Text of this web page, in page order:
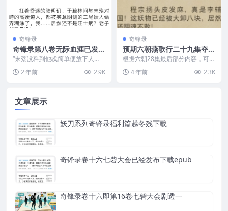
奇锋录
奇锋录第八卷无际血涯已发
出，敬请下载txt
“末殇没料到他忒简单便放下人
才的狠厉不过是虚张声势...
2 年前 2.9K
奇锋录
预期六朝燕歌行二十九集夺舍
后李辅国大概率变七级
根据六朝28集最后部分内容，可预
国变七级，程遇到麻...
4 年前 2.3K
文章展示
妖刀系列奇锋录福利篇越冬残下载
奇锋录卷十六七砦大会已经发布下载epub
奇锋录卷十六即第16卷七砦大会剧透一